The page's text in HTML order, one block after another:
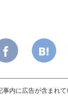
事内に広告が含まれて